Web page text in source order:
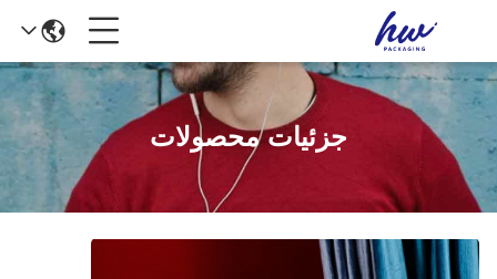
جزئیات محصولات